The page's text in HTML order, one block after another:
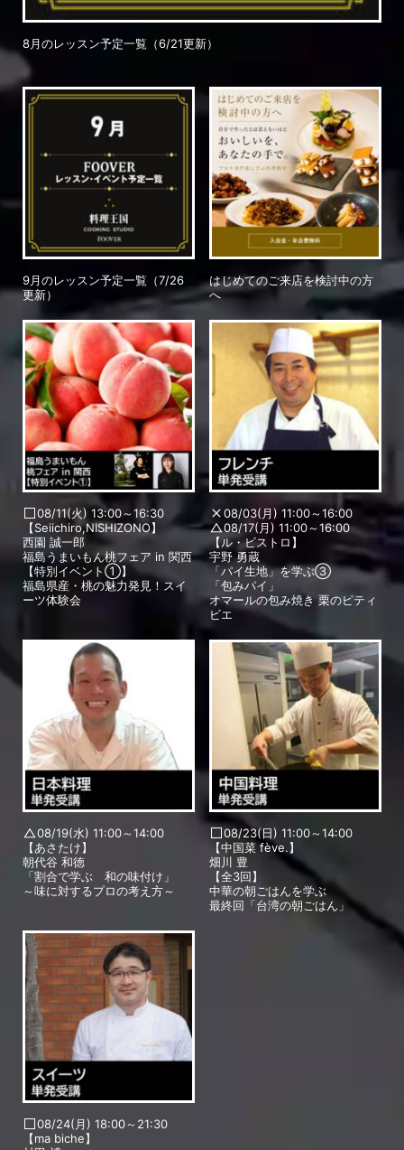
8月のレッスン予定一覧（6/21更新）
9月のレッスン予定一覧（7/26
更新）
はじめてのご来店を検討中の方
へ
08/11(火) 13:00～16:30
【Seiichiro,NISHIZONO】
西園 誠一郎
福島うまいもん桃フェア in 関西
【特別イベント①】
福島県産・桃の魅力発見！スイ
ーツ体験会
08/03(月) 11:00～16:00
08/17(月) 11:00～16:00
【ル・ビストロ】
宇野 勇蔵
「パイ生地」を学ぶ③
「包みパイ」
オマールの包み焼き 栗のピティ
ビエ
08/19(水) 11:00～14:00
【あさたけ】
朝代谷 和徳
「割合で学ぶ 和の味付け」
～味に対するプロの考え方～
08/23(日) 11:00～14:00
【中国菜 fève.】
畑川 豊
【全3回】
中華の朝ごはんを学ぶ
最終回「台湾の朝ごはん」
08/24(月) 18:00～21:30
【ma biche】